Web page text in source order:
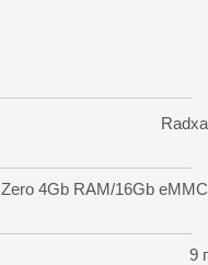
Radxa
Zero 4Gb RAM/16Gb eMMC
9 г